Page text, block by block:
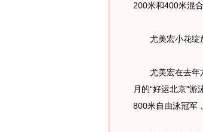
200米和400米混
尤美宏小花绽
尤美宏在去年六
月的“好运北京”
800米自由泳冠军